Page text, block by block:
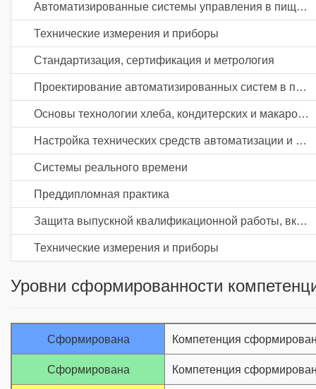
Автоматизированные системы управления в пищевой промышленности и отраслях агропромышленного комплекса
Технические измерения и приборы
Стандартизация, сертификация и метрология
Проектирование автоматизированных систем в пищевой промышленности и отраслях агропромышленного комплекса
Основы технологии хлеба, кондитерских и макаронных изделий
Настройка технических средств автоматизации и управления
Системы реального времени
Преддипломная практика
Защита выпускной квалификационной работы, включая подготовку к процедуре защиты и процедуру защиты
Технические измерения и приборы
Уровни сформированности
Сформирована
Компетенция
Сформирована
Компетенция